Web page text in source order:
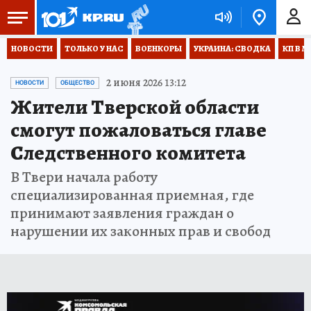
НОВОСТИ ТОЛЬКО У НАС ВОЕНКОРЫ УКРАИНА: СВОДКА КП В
НОВОСТИ ОБЩЕСТВО 2 июня 2026 13:12
Жители Тверской области
смогут пожаловаться главе
Следственного комитета
В Твери начала работу
специализированная приемная, где
принимают заявления граждан о
нарушении их законных прав и свобод